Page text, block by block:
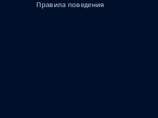
Правила поведения